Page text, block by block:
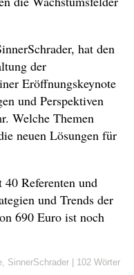
hat den
der
Eröffnungskeynote
und Perspektiven
Welche Themen
neuen Lösungen für
Referenten und
und Trends der
690 Euro ist noch
SinnerSchrader 102 Wörter